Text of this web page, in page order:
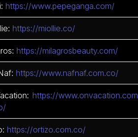
https://www.pepeganga.com/
https://miollie.co/
https://milagrosbeauty.com/
https://www.nafnaf.com.co/
https://
https://ortizo.com.co/